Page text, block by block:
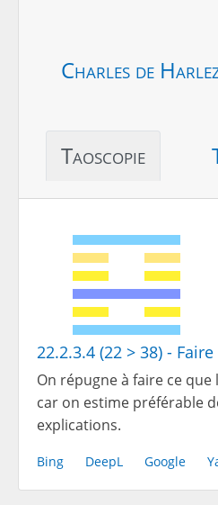
Charles de
Taoscopie
22.2.3.4 (22 > 38) -
On répugne à faire ce
car on estime préférable
explications.
Bing DeepL Google